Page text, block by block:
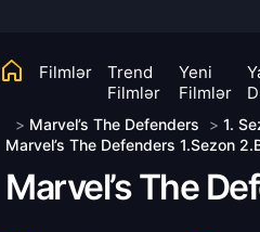
Filmlər
Trend
Filmlər
Yeni
Filmlər
> Marvel’s The Defenders > 1.
Marvel’s The Defenders 1.Sezon
Marvel’s The